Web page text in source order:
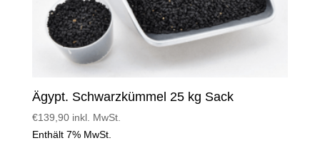
Ägypt. Schwarzkümmel 25 kg Sack
€139,90 inkl. MwSt.
Enthält 7% MwSt.